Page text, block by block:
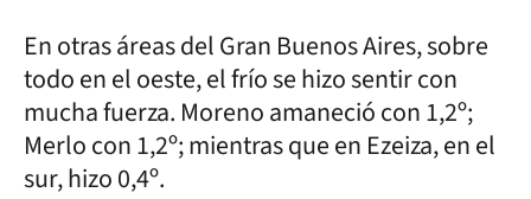
En otras áreas del Gran Buenos Aires, sobre
todo en el oeste, el frío se hizo sentir con
mucha fuerza. Moreno amaneció con 1,2º;
Merlo con 1,2º; mientras que en Ezeiza, en el
sur, hizo 0,4º.